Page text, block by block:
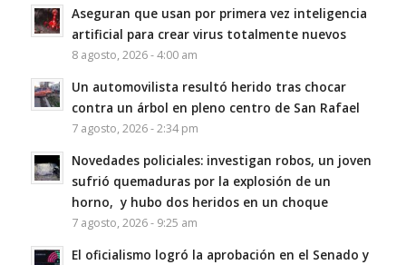
Aseguran que usan por primera vez inteligencia
artificial para crear virus totalmente nuevos
8 agosto, 2026 - 4:00 am
Un automovilista resultó herido tras chocar
contra un árbol en pleno centro de San Rafael
7 agosto, 2026 - 2:34 pm
Novedades policiales: investigan robos, un joven
sufrió quemaduras por la explosión de un
horno, y hubo dos heridos en un choque
7 agosto, 2026 - 9:25 am
El oficialismo logró la aprobación en el Senado y